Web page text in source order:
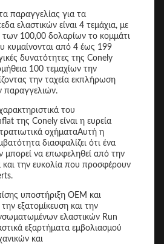
παραγγελίας για τα
ελαστικών είναι 4 τεμάχια, με
των 100,00 δολαρίων το κομμάτι
κυμαίνονται από 4 έως 199
δυνατότητες της Conely
100 τεμαχίων την
την ταχεία εκπλήρωση
παραγγελιών.
του
της Conely είναι η ευρεία
οχήματαΑυτή η
διασφαλίζει ότι ένα
να επωφεληθεί από την
την ευκολία που προσφέρουν
υποστήριξη OEM και
εξατομίκευση και την
ελαστικών Run
εξαρτήματα εμβολιασμού
και